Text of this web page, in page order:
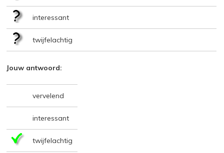
interessant
twijfelachtig
Jouw antwoord:
vervelend
interessant
twijfelachtig